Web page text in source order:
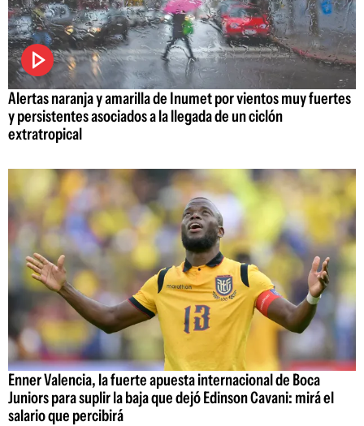
Alertas naranja y amarilla de Inumet por vientos muy fuertes
y persistentes asociados a la llegada de un ciclón
extratropical
Enner Valencia, la fuerte apuesta internacional de Boca
Juniors para suplir la baja que dejó Edinson Cavani: mirá el
salario que percibirá